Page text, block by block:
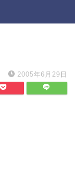
2005年6月29日